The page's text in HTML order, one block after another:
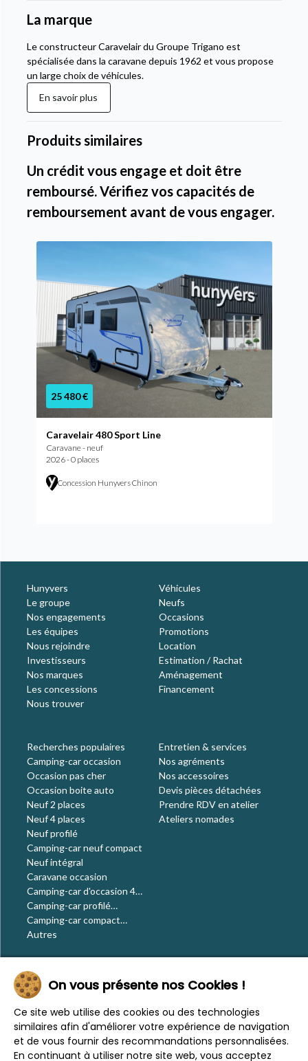
La marque
Le constructeur Caravelair du Groupe Trigano est
spécialisée dans la caravane depuis 1962 et vous propose
un large choix de véhicules.
En savoir plus
Produits similaires
Un crédit vous engage et doit être
remboursé. Vérifiez vos capacités de
remboursement avant de vous engager.
25 480 €
Caravelair 480 Sport Line
Caravane - neuf
2026 - 0 places
Concession Hunyvers Chinon
Hunyvers
Le groupe
Nos engagements
Les équipes
Nous rejoindre
Investisseurs
Nos marques
Les concessions
Nous trouver
Véhicules
Neufs
Occasions
Promotions
Location
Estimation / Rachat
Aménagement
Financement
Recherches populaires
Camping-car occasion
Occasion pas cher
Occasion boite auto
Neuf 2 places
Neuf 4 places
Neuf profilé
Camping-car neuf compact
Neuf intégral
Caravane occasion
Camping-car d'occasion 4
places
Camping-car profilé
occasion
Camping-car compact
occasion
Autres
Entretien & services
Nos agréments
Nos accessoires
Devis pièces détachées
Prendre RDV en atelier
Ateliers nomades
Le blog
Actualités
Évènements
Nos conseils
Vos voyages
CaraMaps
On vous présente nos Cookies !
Ce site web utilise des cookies ou des technologies
similaires afin d'améliorer votre expérience de navigation
et de vous fournir des recommandations personnalisées.
En continuant à utiliser notre site web, vous acceptez